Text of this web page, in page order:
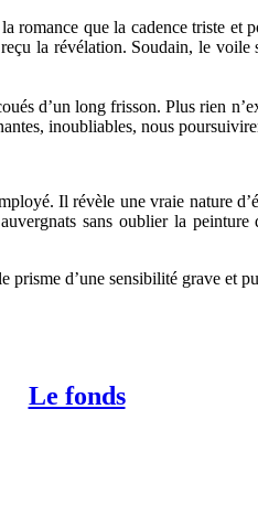
que la cadence triste et
la révélation. Soudain, le
d’un long frisson. Plus rien
inoubliables, nous
Il révèle une vraie nature
sans oublier la
d’une sensibilité grave et
Le fonds